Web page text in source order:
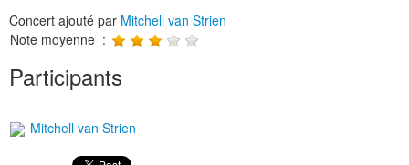
Concert ajouté par Mitchell van Strien
Note moyenne :
Participants
Mitchell van Strien